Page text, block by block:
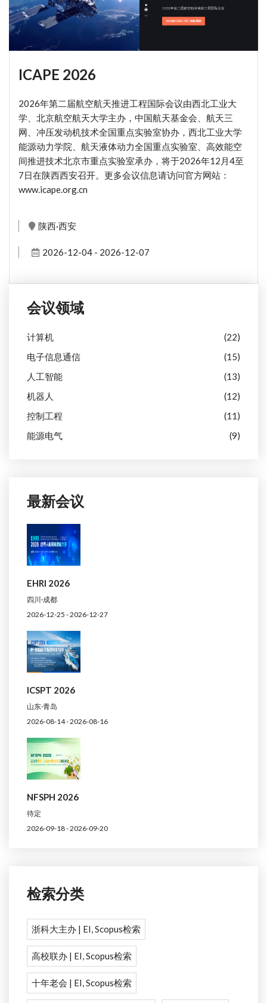
ICAPE 2026
2026年第二届航空航天推进工程国际会议由西北工业大
学、北京航空航天大学主办，中国航天基金会、航天三
网、冲压发动机技术全国重点实验室协办，西北工业大学
能源动力学院、航天液体动力全国重点实验室、高效能空
间推进技术北京市重点实验室承办，将于2026年12月4至
7日在陕西西安召开。更多会议信息请访问官方网站：
www.icape.org.cn
陕西·西安
2026-12-04 - 2026-12-07
会议领域
计算机
(22)
电子信息通信
(15)
人工智能
(13)
机器人
(12)
控制工程
(11)
能源电气
(9)
最新会议
EHRI 2026
四川·成都
2026-12-25 - 2026-12-27
ICSPT 2026
山东·青岛
2026-08-14 - 2026-08-16
NFSPH 2026
待定
2026-09-18 - 2026-09-20
检索分类
浙科大主办 | EI, Scopus检索
高校联办 | EI, Scopus检索
十年老会 | EI, Scopus检索